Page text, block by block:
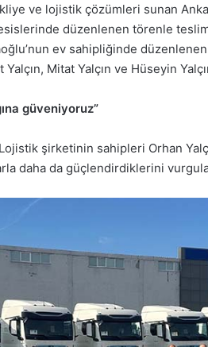
ve lojistik çözümleri sunan
düzenlenen törenle
ev sahipliğinde
Mitat Yalçın ve Hüseyin
güveniyoruz”
şirketinin sahipleri Orhan
daha da güçlendirdiklerini
Süreci
Ride
treyler